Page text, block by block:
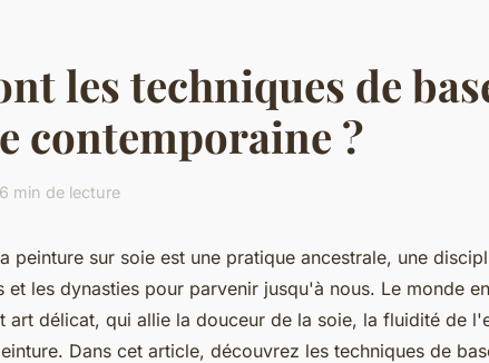
les techniques de
contemporaine ?
6 min de lecture
peinture sur soie est une pratique ancestrale, une
et les dynasties pour parvenir jusqu'à nous. Le monde
art délicat, qui allie la douceur de la soie, la fluidité de
Dans cet article, découvrez les techniques de